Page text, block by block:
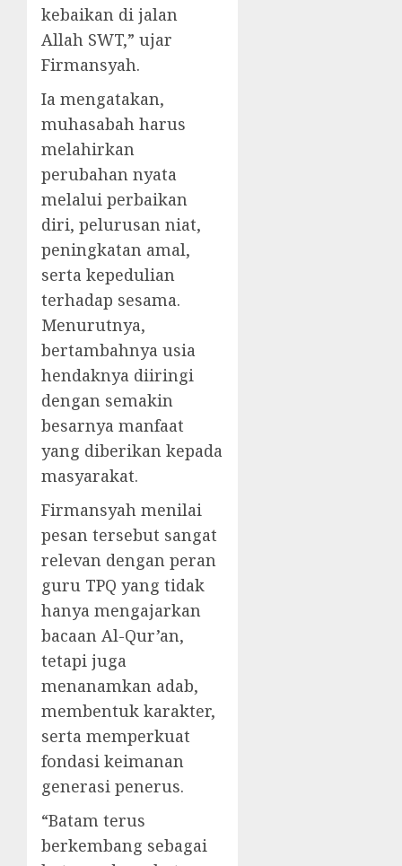
kebaikan di jalan
Allah SWT,” ujar
Firmansyah.
Ia mengatakan,
muhasabah harus
melahirkan
perubahan nyata
melalui perbaikan
diri, pelurusan niat,
peningkatan amal,
serta kepedulian
terhadap sesama.
Menurutnya,
bertambahnya usia
hendaknya diiringi
dengan semakin
besarnya manfaat
yang diberikan kepada
masyarakat.
Firmansyah menilai
pesan tersebut sangat
relevan dengan peran
guru TPQ yang tidak
hanya mengajarkan
bacaan Al-Qur’an,
tetapi juga
menanamkan adab,
membentuk karakter,
serta memperkuat
fondasi keimanan
generasi penerus.
“Batam terus
berkembang sebagai